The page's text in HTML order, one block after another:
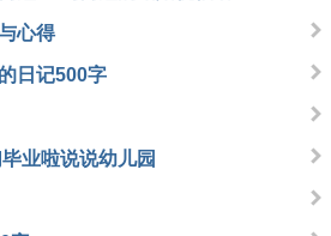
心得
日记500字
业啦说说幼儿园